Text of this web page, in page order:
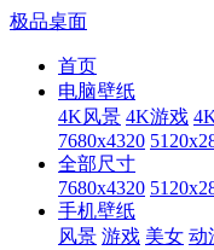
极品桌面
首页
电脑壁纸
4K风景 4K游戏
7680x4320
全部尺寸
7680x4320
手机壁纸
风景 游戏 美女 动